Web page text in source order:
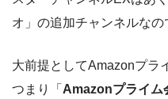
オ」の追加チャンネルなの
大前提としてAmazonプラ
つまり「 Amazonプライム